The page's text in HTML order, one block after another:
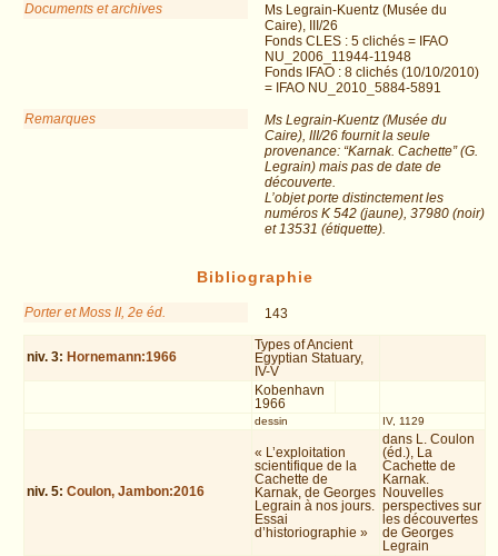
Documents et archives
Ms Legrain-Kuentz (Musée du
Caire), III/26
Fonds CLES : 5 clichés = IFAO
NU_2006_11944-11948
Fonds IFAO : 8 clichés (10/10/2010)
= IFAO NU_2010_5884-5891
Remarques
Ms Legrain-Kuentz (Musée du
Caire), III/26 fournit la seule
provenance: “Karnak. Cachette” (G.
Legrain) mais pas de date de
découverte.
L’objet porte distinctement les
numéros K 542 (jaune), 37980 (noir)
et 13531 (étiquette).
Bibliographie
Porter et Moss II, 2e éd. 143
niv. 3: Hornemann:1966
Types of Ancient
Egyptian Statuary,
IV-V
Kobenhavn
1966
dessin IV, 1129
niv. 5:Coulon, Jambon:2016
« L’exploitation
scientifique de la
Cachette de
Karnak, de Georges
Legrain à nos jours.
Essai
d’historiographie »
dans L. Coulon
(éd.), La
Cachette de
Karnak.
Nouvelles
perspectives sur
les découvertes
de Georges
Legrain